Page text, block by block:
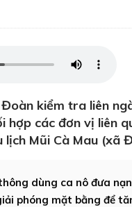
kiểm tra liên
hợp các đơn vị liên
lịch Mũi Cà Mau (xã
dùng ca nô đưa
phóng mặt bằng để